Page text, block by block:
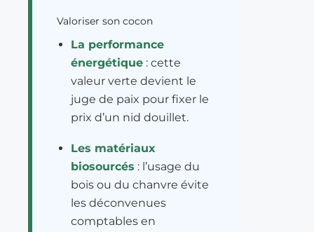
Valoriser son cocon
La performance
énergétique : cette
valeur verte devient le
juge de paix pour fixer le
prix d’un nid douillet.
Les matériaux
biosourcés : l’usage du
bois ou du chanvre évite
les déconvenues
comptables en